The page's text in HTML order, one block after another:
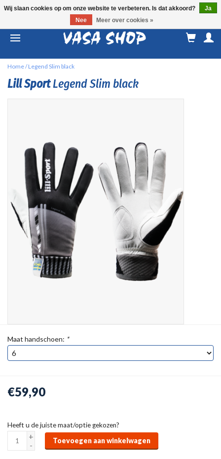
Home/Legend Slim black
Lill SportLegend Slim black
Maat handschoen: *
€59,90
Heeft u de juiste maat/optie gekozen?
+
-
Toevoegen aan winkelwagen
Wij slaan cookies op om onze website te verbeteren. Is dat akkoord?
Ja
Nee
Meer over cookies »